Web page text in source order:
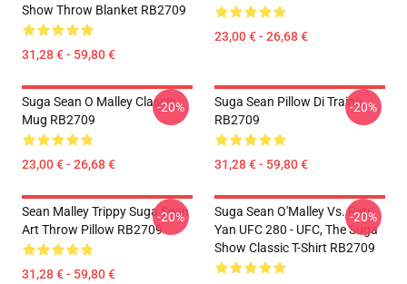
Show Throw Blanket RB2709
31,28 € - 59,80 €
23,00 € - 26,68 €
Suga Sean O Malley Classic
Mug RB2709
23,00 € - 26,68 €
-20%
Suga Sean Pillow Di Traino
RB2709
31,28 € - 59,80 €
-20%
Sean Malley Trippy Suga Sean
Art Throw Pillow RB2709
31,28 € - 59,80 €
-20%
Suga Sean O'Malley Vs. Petr
Yan UFC 280 - UFC, The Suga
Show Classic T-Shirt RB2709
-20%